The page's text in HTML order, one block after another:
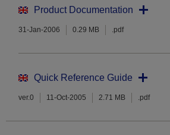
Product Documentation
31-Jan-2006 0.29 MB .pdf
Quick Reference Guide
ver.0 11-Oct-2005 2.71 MB .pdf